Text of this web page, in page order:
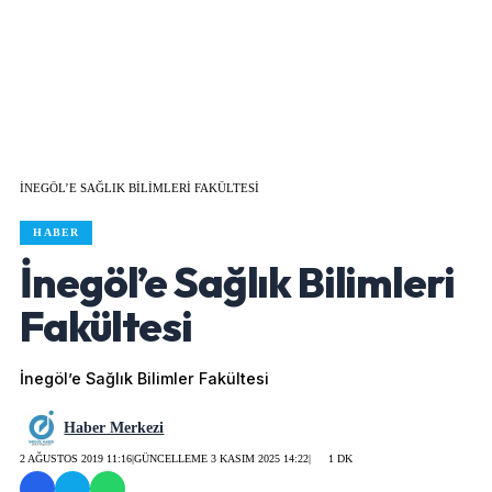
İNEGÖL’E SAĞLIK BILIMLERI FAKÜLTESI
HABER
İnegöl’e Sağlık Bilimleri
Fakültesi
İnegöl’e Sağlık Bilimler Fakültesi
Haber Merkezi
2 AĞUSTOS 2019 11:16|GÜNCELLEME 3 KASIM 2025 14:22| 1 DK